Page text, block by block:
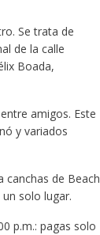
Se trata de
de la calle
Boada,
amigos. Este
y variados
canchas de Beach
solo lugar.
p.m.: pagas solo